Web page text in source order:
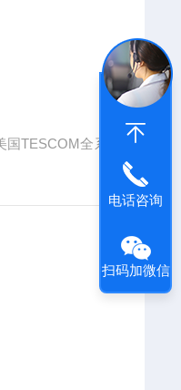
TESCOM全系
电话咨询
扫码加微信